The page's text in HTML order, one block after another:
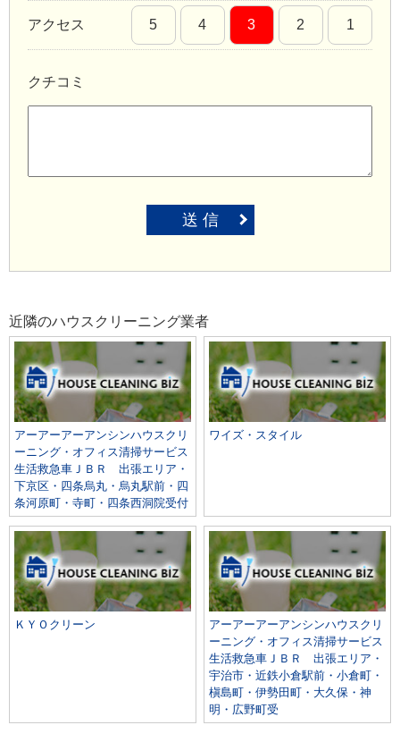
アクセス 5 4 3 2 1
クチコミ
送 信
近隣のハウスクリーニング業者
アーアーアーアンシンハウスクリ
ーニング・オフィス清掃サービス
生活救急車ＪＢＲ 出張エリア・
下京区・四条烏丸・烏丸駅前・四
条河原町・寺町・四条西洞院受付
ワイズ・スタイル
ＫＹＯクリーン
アーアーアーアンシンハウスクリ
ーニング・オフィス清掃サービス
生活救急車ＪＢＲ 出張エリア・
宇治市・近鉄小倉駅前・小倉町・
槇島町・伊勢田町・大久保・神
明・広野町受